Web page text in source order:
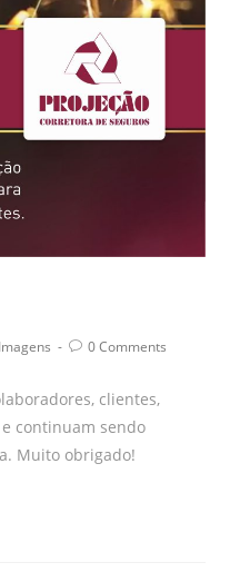
Imagens 0 Comments
clientes,
continuam sendo
Muito obrigado!